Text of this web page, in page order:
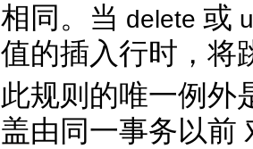
相同。当 delete 或
值的插入行时，将
此规则的唯一例外
盖由同一事务以前